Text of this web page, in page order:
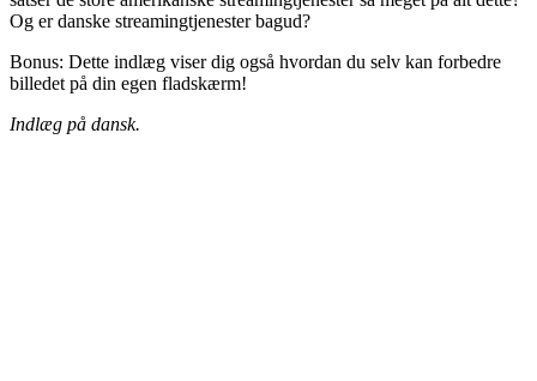
Og er danske streamingtjenester bagud?
Bonus: Dette indlæg viser dig også hvordan du selv kan forbedre
billedet på din egen fladskærm!
Indlæg på dansk.